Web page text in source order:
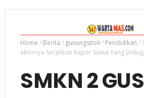
Home / Berita / gunungsitoli / Pendidikan /
akhirnya Serahkan Rapor Siswa Yang
SMKN 2